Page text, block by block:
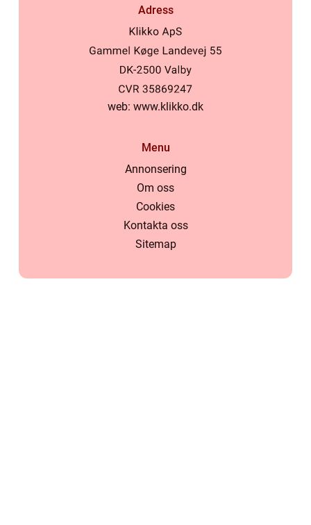
Adress
web: www.klikko.dk
Menu
Annonsering
Om oss
Cookies
Kontakta oss
Sitemap